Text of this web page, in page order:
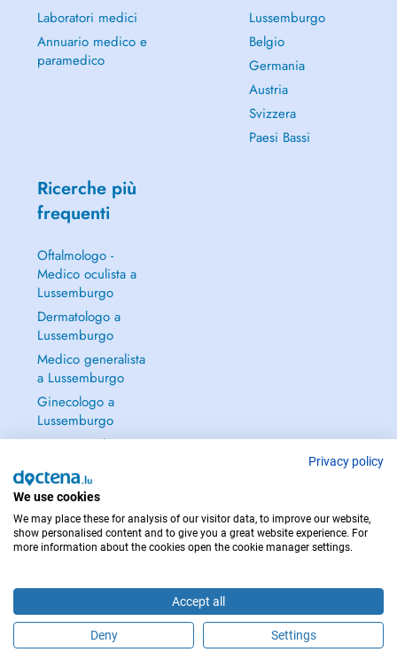
Fissa un appuntamento online
Laboratori medici
Annuario medico e
paramedico
Lussemburgo
Belgio
Germania
Austria
Svizzera
Paesi Bassi
Ricerche più
frequenti
Oftalmologo -
Medico oculista a
Lussemburgo
Dermatologo a
Lussemburgo
Medico generalista
a Lussemburgo
Ginecologo a
Lussemburgo
Continua a leggere
PER LE URGENZE, CONSULTARE : 112
Privacy policy
We use cookies
We may place these for analysis of our visitor data, to improve our website,
show personalised content and to give you a great website experience. For
more information about the cookies open the cookie manager settings.
Accept all
Deny Settings